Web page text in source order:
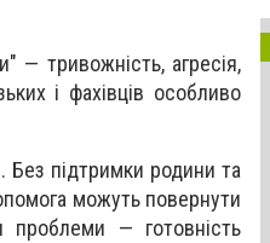
— тривожність, агресія,
і фахівців особливо
Без підтримки родини та
можуть повернути
проблеми — готовність